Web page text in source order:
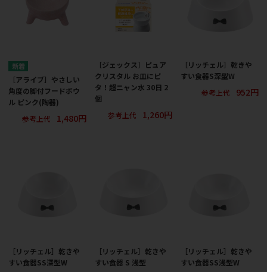
［アライブ］やさしい
角度の脚付フードボウ
ル ピンク(陶器)
参考上代
1,480円
［ジェックス］ピュア
クリスタル お皿にピ
タ！超ニャン水 30日 2
個
参考上代
1,260円
［リッチェル］乾きや
すい食器S深型W
参考上代
952円
［リッチェル］乾きや
すい食器SS深型W
［リッチェル］乾きや
すい食器 S 浅型
［リッチェル］乾きや
すい食器SS浅型W